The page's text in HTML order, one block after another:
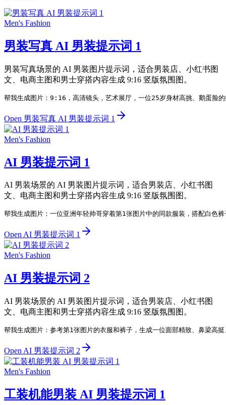
Men's Fashion
男装写真 AI 男装提示词 1
男装写真场景的 AI 男装图片提示词，适合男装店、小红书图
文、电商主图和男士穿搭内容生成 9:16 竖版氛围图。
帮我生成图片：9:16，高清镜头，艺术展厅，一位25岁身材高挑、鹅蛋脸
Open 男装写真 AI 男装提示词 1
Men's Fashion
AI 男装提示词 1
AI 男装场景的 AI 男装图片提示词，适合男装店、小红书图
文、电商主图和男士穿搭内容生成 9:16 竖版氛围图。
帮我生成图片：一位亚洲年轻帅哥穿着第1张图片中的同款服装，搭配白
Open AI 男装提示词 1
Men's Fashion
AI 男装提示词 2
AI 男装场景的 AI 男装图片提示词，适合男装店、小红书图
文、电商主图和男士穿搭内容生成 9:16 竖版氛围图。
帮我生成图片：参考第1张图片的衣服和裤子，生成一位面部精致、鼻梁高
Open AI 男装提示词 2
Men's Fashion
工装机能男装 AI 男装提示词 1